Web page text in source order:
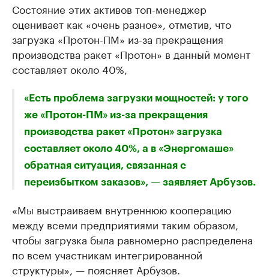
Состояние этих активов топ-менеджер
оценивает как «очень разное», отметив, что
загрузка «Протон-ПМ» из-за прекращения
производства ракет «Протон» в данный момент
составляет около 40%,
«Есть проблема загрузки мощностей: у того
же «Протон-ПМ» из-за прекращения
производства ракет «Протон» загрузка
составляет около 40%, а в «Энергомаше»
обратная ситуация, связанная с
переизбытком заказов»​, — заявляет Арбузов.
«Мы выстраиваем внутреннюю кооперацию
между всеми предприятиями таким образом,
чтобы загрузка была равномерно распределена
по всем участникам интегрированной
структуры», — поясняет Арбузов.